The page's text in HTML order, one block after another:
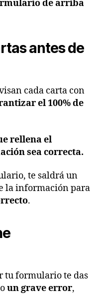
de arriba
antes de
cada carta con
el 100% de
rellena el
sea correcta.
te saldrá un
la información para
.
tu formulario te das
un grave error,